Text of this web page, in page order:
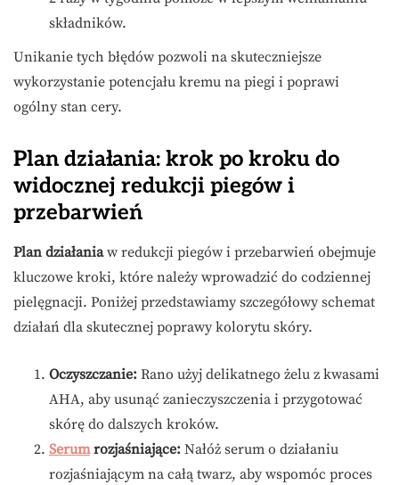
składników.
Unikanie tych błędów pozwoli na skuteczniejsze
wykorzystanie potencjału kremu na piegi i poprawi
ogólny stan cery.
Plan działania: krok po kroku do
widocznej redukcji piegów i
przebarwień
Plan działaniaw redukcji piegów i przebarwień obejmuje
kluczowe kroki, które należy wprowadzić do codziennej
pielęgnacji. Poniżej przedstawiamy szczegółowy schemat
działań dla skutecznej poprawy kolorytu skóry.
Oczyszczanie: Rano użyj delikatnego żelu z kwasami
AHA, aby usunąć zanieczyszczenia i przygotować
skórę do dalszych kroków.
Serumrozjaśniające: Nałóż serum o działaniu
rozjaśniającym na całą twarz, aby wspomóc proces